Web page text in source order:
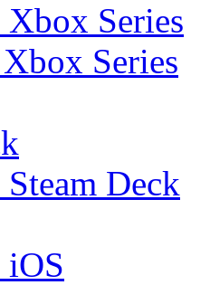
Series
Series
Deck